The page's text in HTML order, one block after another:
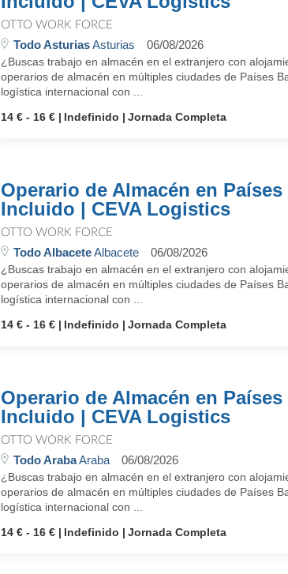
OTTO WORK FORCE
Todo AsturiasAsturias 06/08/2026
¿Buscas trabajo en almacén en el extranjero con
operarios de almacén en múltiples ciudades de Países
logística internacional con ...
14 € - 16 €
Indefinido Jornada Completa
Operario de Almacén en
Incluido | CEVA Logistics
OTTO WORK FORCE
Todo AlbaceteAlbacete 06/08/2026
¿Buscas trabajo en almacén en el extranjero con
operarios de almacén en múltiples ciudades de Países
logística internacional con ...
14 € - 16 €
Indefinido Jornada Completa
Operario de Almacén en
Incluido | CEVA Logistics
OTTO WORK FORCE
Todo ArabaAraba 06/08/2026
¿Buscas trabajo en almacén en el extranjero con
operarios de almacén en múltiples ciudades de Países
logística internacional con ...
14 € - 16 €
Indefinido Jornada Completa